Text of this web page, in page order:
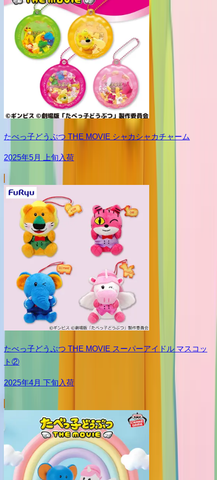
たべっ子どうぶつ THE MOVIE シャカシャカチャーム
2025年5月 上旬入荷
たべっ子どうぶつ THE MOVIE スーパーアイドル マスコッ
ト②
2025年4月 下旬入荷